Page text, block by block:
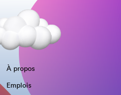
À propos
Emplois